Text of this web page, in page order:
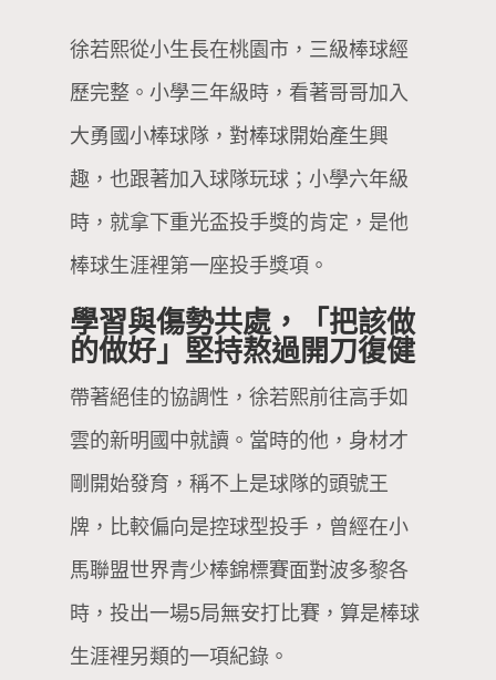
徐若熙從小生長在桃園市，三級棒球經
歷完整。小學三年級時，看著哥哥加入
大勇國小棒球隊，對棒球開始產生興
趣，也跟著加入球隊玩球；小學六年級
時，就拿下重光盃投手獎的肯定，是他
棒球生涯裡第一座投手獎項。
學習與傷勢共處，「把該做
的做好」堅持熬過開刀復健
帶著絕佳的協調性，徐若熙前往高手如
雲的新明國中就讀。當時的他，身材才
剛開始發育，稱不上是球隊的頭號王
牌，比較偏向是控球型投手，曾經在小
馬聯盟世界青少棒錦標賽面對波多黎各
時，投出一場5局無安打比賽，算是棒球
生涯裡另類的一項紀錄。